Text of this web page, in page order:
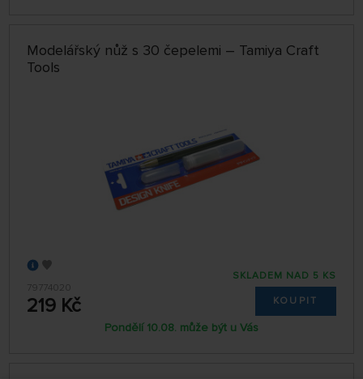
Modelářský nůž s 30 čepelemi – Tamiya Craft
Tools
79774020
219 Kč
SKLADEM NAD 5 KS
KOUPIT
Pondělí 10.08. může být u Vás